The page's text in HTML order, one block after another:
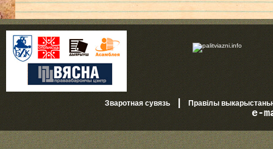
Зваротная сувязь| Правілы
e-